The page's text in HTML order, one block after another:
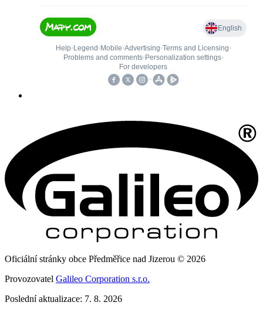
Oficiální stránky obce Předměřice nad Jizerou © 2026
Provozovatel Galileo Corporation s.r.o.
Poslední aktualizace: 7. 8. 2026